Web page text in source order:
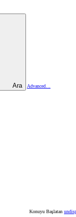
Ara Advanced…
Konuyu Başlatan